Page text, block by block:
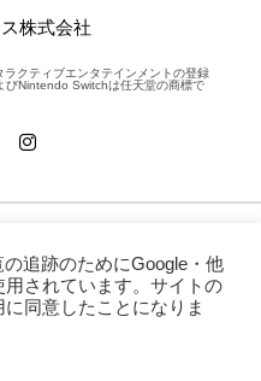
株式会社
クティブエンタテインメントの登録
Nintendo Switchは任天堂の商標で
追跡のためにGoogle・他
されています。サイトの
同意したことになりま